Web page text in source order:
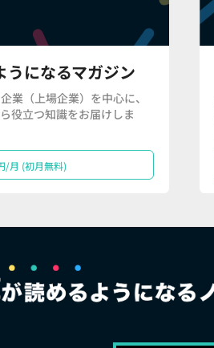
うになるマガジン
業（上場企業）を中心に、
役立つ知識をお届けしま
/月 (初月無料)